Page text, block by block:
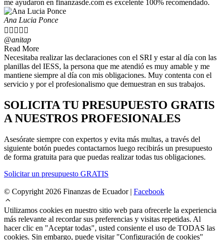
me ayudaron en finanzasde.com es excelente 100% recomendado.
Ana Lucia Ponce
    
@anitap
Read More
Necesitaba realizar las declaraciones con el SRI y estar al día con las
planillas del IESS, la persona que me atendió es muy amable y me
mantiene siempre al día con mis obligaciones. Muy contenta con el
servicio y por el profesionalismo que demuestran en sus trabajos.
SOLICITA TU PRESUPUESTO GRATIS
A NUESTROS PROFESIONALES
Asesórate siempre con expertos y evita más multas, a través del
siguiente botón puedes contactarnos luego recibirás un presupuesto
de forma gratuita para que puedas realizar todas tus obligaciones.
Solicitar un presupuesto GRATIS
© Copyright 2026 Finanzas de Ecuador | Facebook
Utilizamos cookies en nuestro sitio web para ofrecerle la experiencia
más relevante al recordar sus preferencias y visitas repetidas. Al
hacer clic en "Aceptar todas", usted consiente el uso de TODAS las
cookies. Sin embargo, puede visitar "Configuración de cookies"